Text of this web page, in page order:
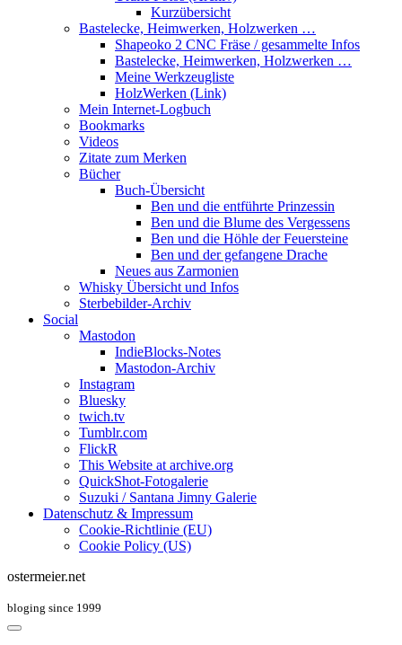
Kurzübersicht
Bastelecke, Heimwerken, Holzwerken …
Shapeoko 2 CNC Fräse / gesammelte Infos
Bastelecke, Heimwerken, Holzwerken …
Meine Werkzeugliste
HolzWerken (Link)
Mein Internet-Logbuch
Bookmarks
Videos
Zitate zum Merken
Bücher
Buch-Übersicht
Ben und die entführte Prinzessin
Ben und die Blume des Vergessens
Ben und die Höhle der Feuersteine
Ben und der gefangene Drache
Neues aus Zarmonien
Whisky Übersicht und Infos
Sterbebilder-Archiv
Social
Mastodon
IndieBlocks-Notes
Mastodon-Archiv
Instagram
Bluesky
twich.tv
Tumblr.com
FlickR
This Website at archive.org
QuickShot-Fotogalerie
Suzuki / Santana Jimny Galerie
Datenschutz & Impressum
Cookie-Richtlinie (EU)
Cookie Policy (US)
ostermeier.net
bloging since 1999